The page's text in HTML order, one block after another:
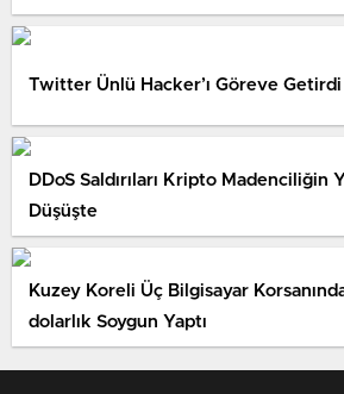
Twitter Ünlü Hacker’ı Göreve Getirdi
DDoS Saldırıları Kripto Madenciliğin
Düşüşte
Kuzey Koreli Üç Bilgisayar
dolarlık Soygun Yaptı